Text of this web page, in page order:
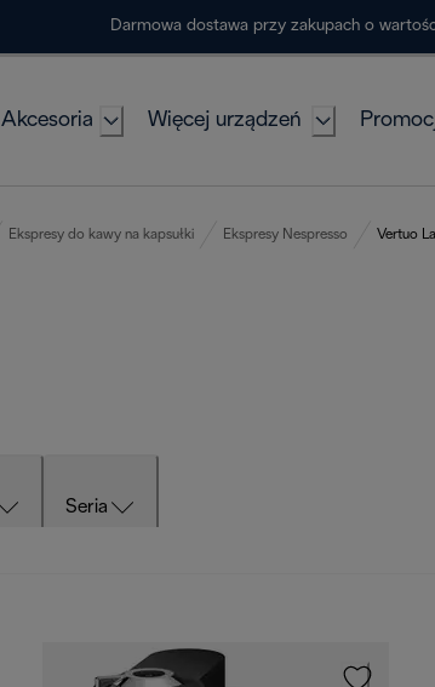
Darmowa dostawa przy zakupach o
Akcesoria Więcej urządzeń
Ekspresy do kawy na kapsułki Ekspresy Nespresso Vertuo
Seria